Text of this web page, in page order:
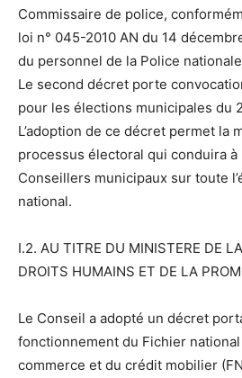
Commissaire de police,
loi n° 045-2010 AN du 14
du personnel de la Police
Le second décret porte
pour les élections municipales du
L’adoption de ce décret permet la
processus électoral qui conduira à
Conseillers municipaux sur toute
national.
I.2. AU TITRE DU MINISTERE DE
DROITS HUMAINS ET DE LA
Le Conseil a adopté un décret
fonctionnement du Fichier
commerce et du crédit mobilier